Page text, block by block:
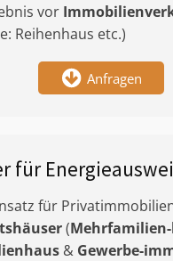
vor
Reihenhaus etc.)
Anfragen
für
für
(
& Gewerbe-